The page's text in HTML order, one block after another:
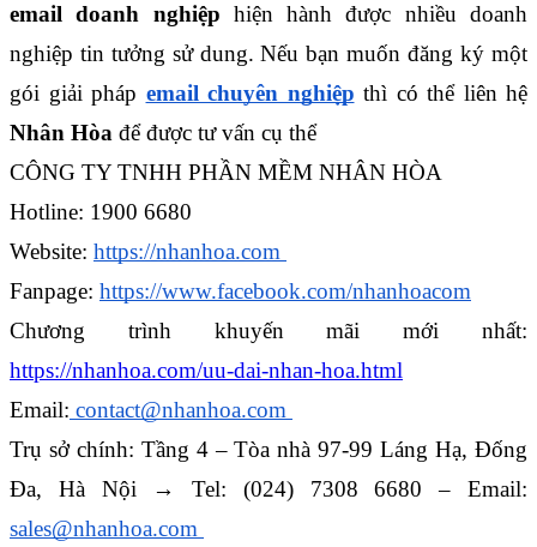
email doanh nghiệp hiện hành được nhiều doanh
nghiệp tin tưởng sử dung. Nếu bạn muốn đăng ký một
gói giải pháp email chuyên nghiệp
Nhân Hòa để được tư vấn cụ thể
CÔNG TY TNHH PHẦN MỀM NHÂN HÒA
Hotline: 1900 6680
Website: https://nhanhoa.com
Fanpage: https://www.facebook.com/nhanhoacom
https://nhanhoa.com/uu-dai-nhan-hoa.html
Email: contact@nhanhoa.com
Trụ sở chính: Tầng 4 – Tòa nhà 97-99 Láng Hạ, Đống
sales@nhanhoa.com